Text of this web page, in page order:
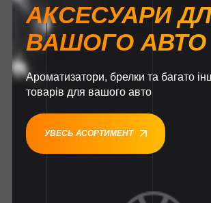
АКСЕСУАРИ
ВАШОГО АВТО
Ароматизатори, брелки та багато
товарів для вашого авто
УВЕСЬ АСОРТИМЕНТ